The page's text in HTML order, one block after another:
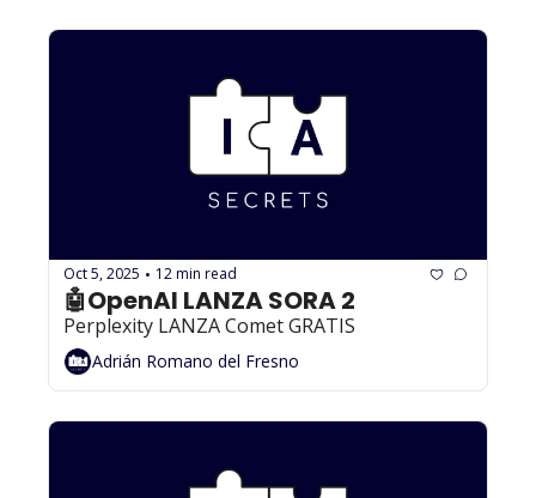
Oct 5, 2025 • 12 min read
🤖OpenAI LANZA SORA 2
Perplexity LANZA Comet GRATIS
Adrián Romano del Fresno